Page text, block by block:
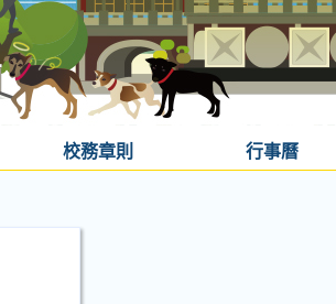
校務章則 行事曆